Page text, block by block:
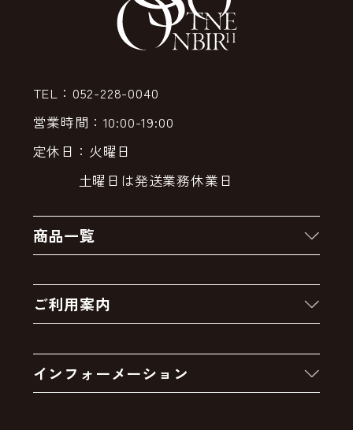
TEL：052-228-0040
営業時間：10:00-19:00
定休日：火曜日
土曜日は発送業務休業日
商品一覧
クーポン
卸販売・大量注文
アウトレットセール
ご利用案内
お支払いについて
インフォーメーション